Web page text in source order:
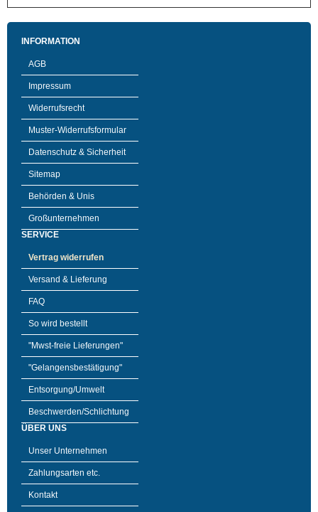
INFORMATION
AGB
Impressum
Widerrufsrecht
Muster-Widerrufsformular
Datenschutz & Sicherheit
Sitemap
Behörden & Unis
Großunternehmen
SERVICE
Vertrag widerrufen
Versand & Lieferung
FAQ
So wird bestellt
"Mwst-freie Lieferungen"
"Gelangensbestätigung"
Entsorgung/Umwelt
Beschwerden/Schlichtung
ÜBER UNS
Unser Unternehmen
Zahlungsarten etc.
Kontakt